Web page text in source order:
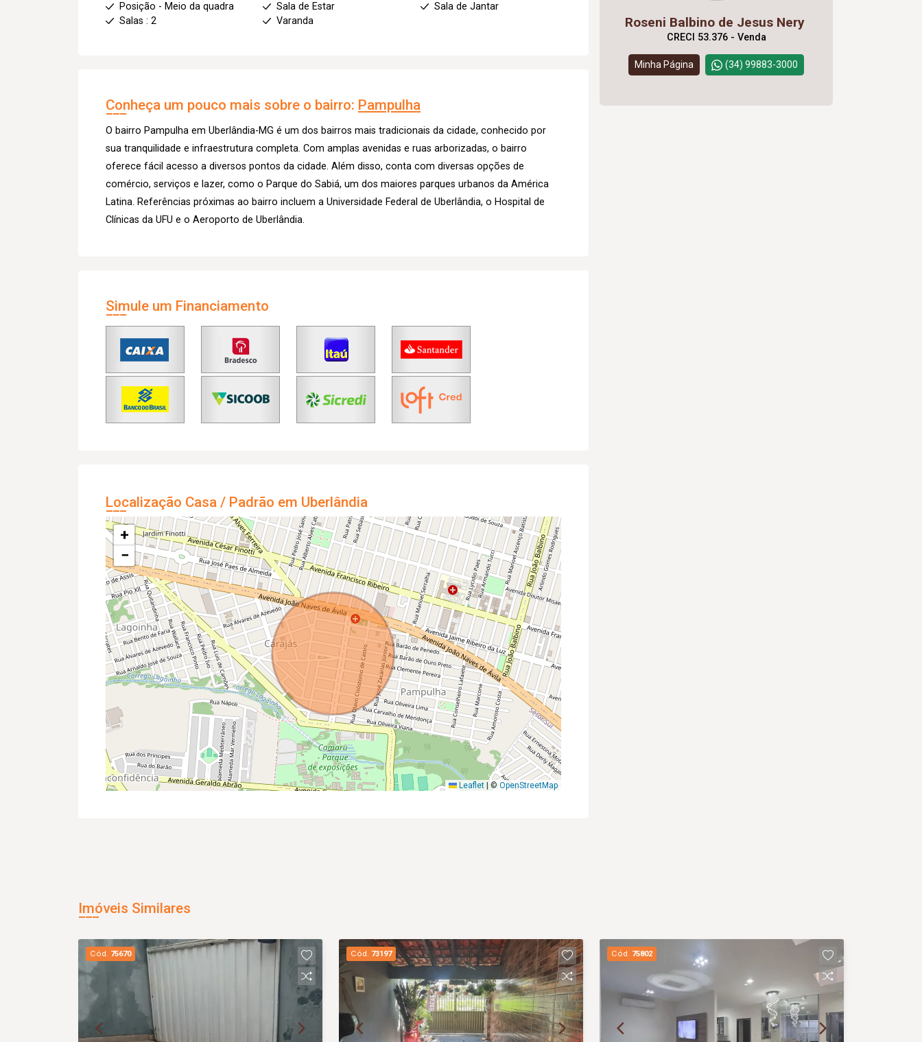
Posição - Meio da quadra
Sala de Estar
Sala de Jantar
Salas : 2
Varanda
Conheça um pouco mais sobre o bairro: Pampulha
O bairro Pampulha em Uberlândia-MG é um dos bairros mais tradicionais da cidade, conhecido por
sua tranquilidade e infraestrutura completa. Com amplas avenidas e ruas arborizadas, o bairro
oferece fácil acesso a diversos pontos da cidade. Além disso, conta com diversas opções de
comércio, serviços e lazer, como o Parque do Sabiá, um dos maiores parques urbanos da América
Latina. Referências próximas ao bairro incluem a Universidade Federal de Uberlândia, o Hospital de
Clínicas da UFU e o Aeroporto de Uberlândia.
Simule um Financiamento
Localização Casa / Padrão em Uberlândia
+
−
Leaflet |©OpenStreetMap
Roseni Balbino de Jesus Nery
CRECI 53.376 - Venda
Minha Página (34) 99883-3000
Imóveis Similares
Cód. 75670 Cód. 73197 Cód. 75802